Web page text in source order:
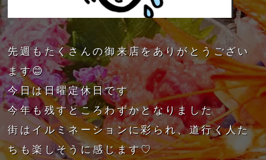
先週もたくさんの御来店をありがとうござい
ます😊
今日は日曜定休日です
今年も残すところわずかとなりました
街はイルミネーションに彩られ、道行く人た
ちも楽しそうに感じます♡